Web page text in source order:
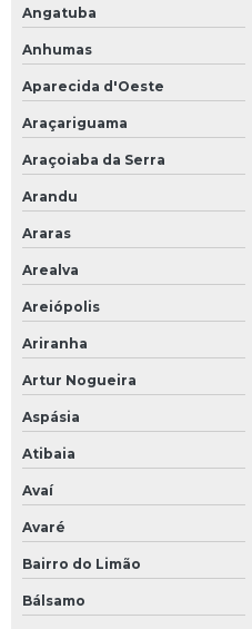
Riscador de pneu
Balanceamento microesfera
Cinta de amarração de carga
Cinta de içamento
Cinta tipo grab
Microesfera para balanceamento
Pasta desengraxante para mãos
Bico roda disco
Bico roda raiada
Angatuba
Anhumas
Aparecida d'Oeste
Araçariguama
Araçoiaba da Serra
Arandu
Araras
Arealva
Areiópolis
Ariranha
Artur Nogueira
Aspásia
Atibaia
Avaí
Avaré
Bairro do Limão
Bálsamo